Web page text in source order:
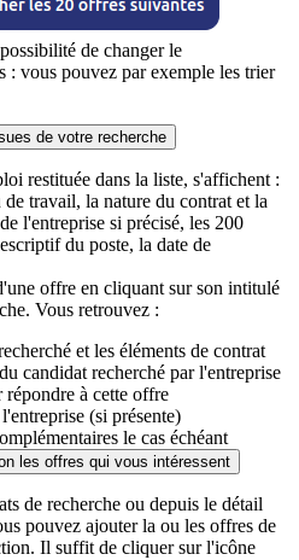
de changer le
: vous pouvez par exemple les trier
de votre recherche
restituée dans la liste, s'affichent :
travail, la nature du contrat et la
l'entreprise si précisé, les 200
du poste, la date de
offre en cliquant sur son intitulé
Vous retrouvez :
et les éléments de contrat
candidat recherché par l'entreprise
répondre à cette offre
(si présente)
le cas échéant
les offres qui vous intéressent
de recherche ou depuis le détail
pouvez ajouter la ou les offres de
Il suffit de cliquer sur l'icône